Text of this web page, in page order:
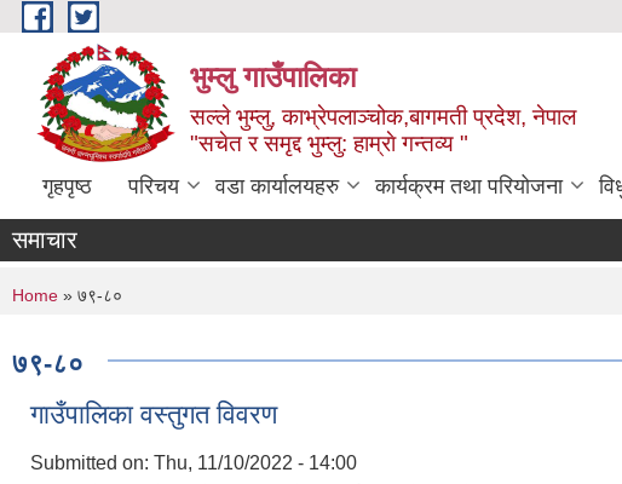
Skip to main content
भुम्लु गाउँपालिका
सल्ले भुम्लु, काभ्रेपलाञ्चोक,बागमती प्रदेश, नेपाल
"सचेत र समृद्द भुम्लु: हाम्राे गन्तव्य "
गृहपृष्ठ परिचय वडा कार्यालयहरु कार्यक्रम तथा परियोजना
समाचार
You are here
Home » ७९-८०
७९-८०
गाउँपालिका वस्तुगत विवरण
Submitted on: Thu, 11/10/2022 - 14:00